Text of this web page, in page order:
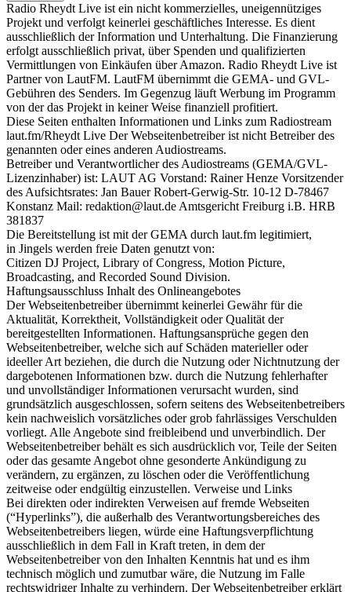
Radio Rheydt Live ist ein nicht kommerzielles, uneigennütziges
Projekt und verfolgt keinerlei geschäftliches Interesse. Es dient
ausschließlich der Information und Unterhaltung. Die Finanzierung
erfolgt ausschließlich privat, über Spenden und qualifizierten
Vermittlungen von Einkäufen über Amazon. Radio Rheydt Live ist
Partner von LautFM. LautFM übernimmt die GEMA- und GVL-
Gebühren des Senders. Im Gegenzug läuft Werbung im Programm
von der das Projekt in keiner Weise finanziell profitiert.
Diese Seiten enthalten Informationen und Links zum Radiostream
laut.fm/Rheydt Live Der Webseitenbetreiber ist nicht Betreiber des
genannten oder eines anderen Audiostreams.
Betreiber und Verantwortlicher des Audiostreams (GEMA/GVL-
Lizenzinhaber) ist: LAUT AG Vorstand: Rainer Henze Vorsitzender
des Aufsichtsrates: Jan Bauer Robert-Gerwig-Str. 10-12 D-78467
Konstanz Mail: redaktion@laut.de Amtsgericht Freiburg i.B. HRB
381837
Die Bereitstellung ist mit der GEMA durch laut.fm legitimiert,
in Jingels werden freie Daten genutzt von:
Citizen DJ Project, Library of Congress, Motion Picture,
Broadcasting, and Recorded Sound Division.
Haftungsausschluss Inhalt des Onlineangebotes
Der Webseitenbetreiber übernimmt keinerlei Gewähr für die
Aktualität, Korrektheit, Vollständigkeit oder Qualität der
bereitgestellten Informationen. Haftungsansprüche gegen den
Webseitenbetreiber, welche sich auf Schäden materieller oder
ideeller Art beziehen, die durch die Nutzung oder Nichtnutzung der
dargebotenen Informationen bzw. durch die Nutzung fehlerhafter
und unvollständiger Informationen verursacht wurden, sind
grundsätzlich ausgeschlossen, sofern seitens des Webseitenbetreibers
kein nachweislich vorsätzliches oder grob fahrlässiges Verschulden
vorliegt. Alle Angebote sind freibleibend und unverbindlich. Der
Webseitenbetreiber behält es sich ausdrücklich vor, Teile der Seiten
oder das gesamte Angebot ohne gesonderte Ankündigung zu
verändern, zu ergänzen, zu löschen oder die Veröffentlichung
zeitweise oder endgültig einzustellen. Verweise und Links
Bei direkten oder indirekten Verweisen auf fremde Webseiten
(“Hyperlinks”), die außerhalb des Verantwortungsbereiches des
Webseitenbetreibers liegen, würde eine Haftungsverpflichtung
ausschließlich in dem Fall in Kraft treten, in dem der
Webseitenbetreiber von den Inhalten Kenntnis hat und es ihm
technisch möglich und zumutbar wäre, die Nutzung im Falle
rechtswidriger Inhalte zu verhindern. Der Webseitenbetreiber erklärt